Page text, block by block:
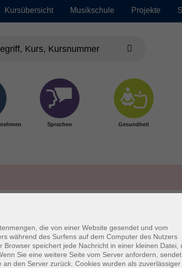
Kursübersicht Musikschule Projekte
Sprachen Gesundheit
Datenschutzerklärung
die von einer Website gesendet und vom
während des Surfens auf dem Computer des Nutzers
Browser speichert jede Nachricht in einer kleinen Datei,
Sie eine weitere Seite vom Server anfordern, sendet
an den Server zurück. Cookies wurden als zuverlässiger